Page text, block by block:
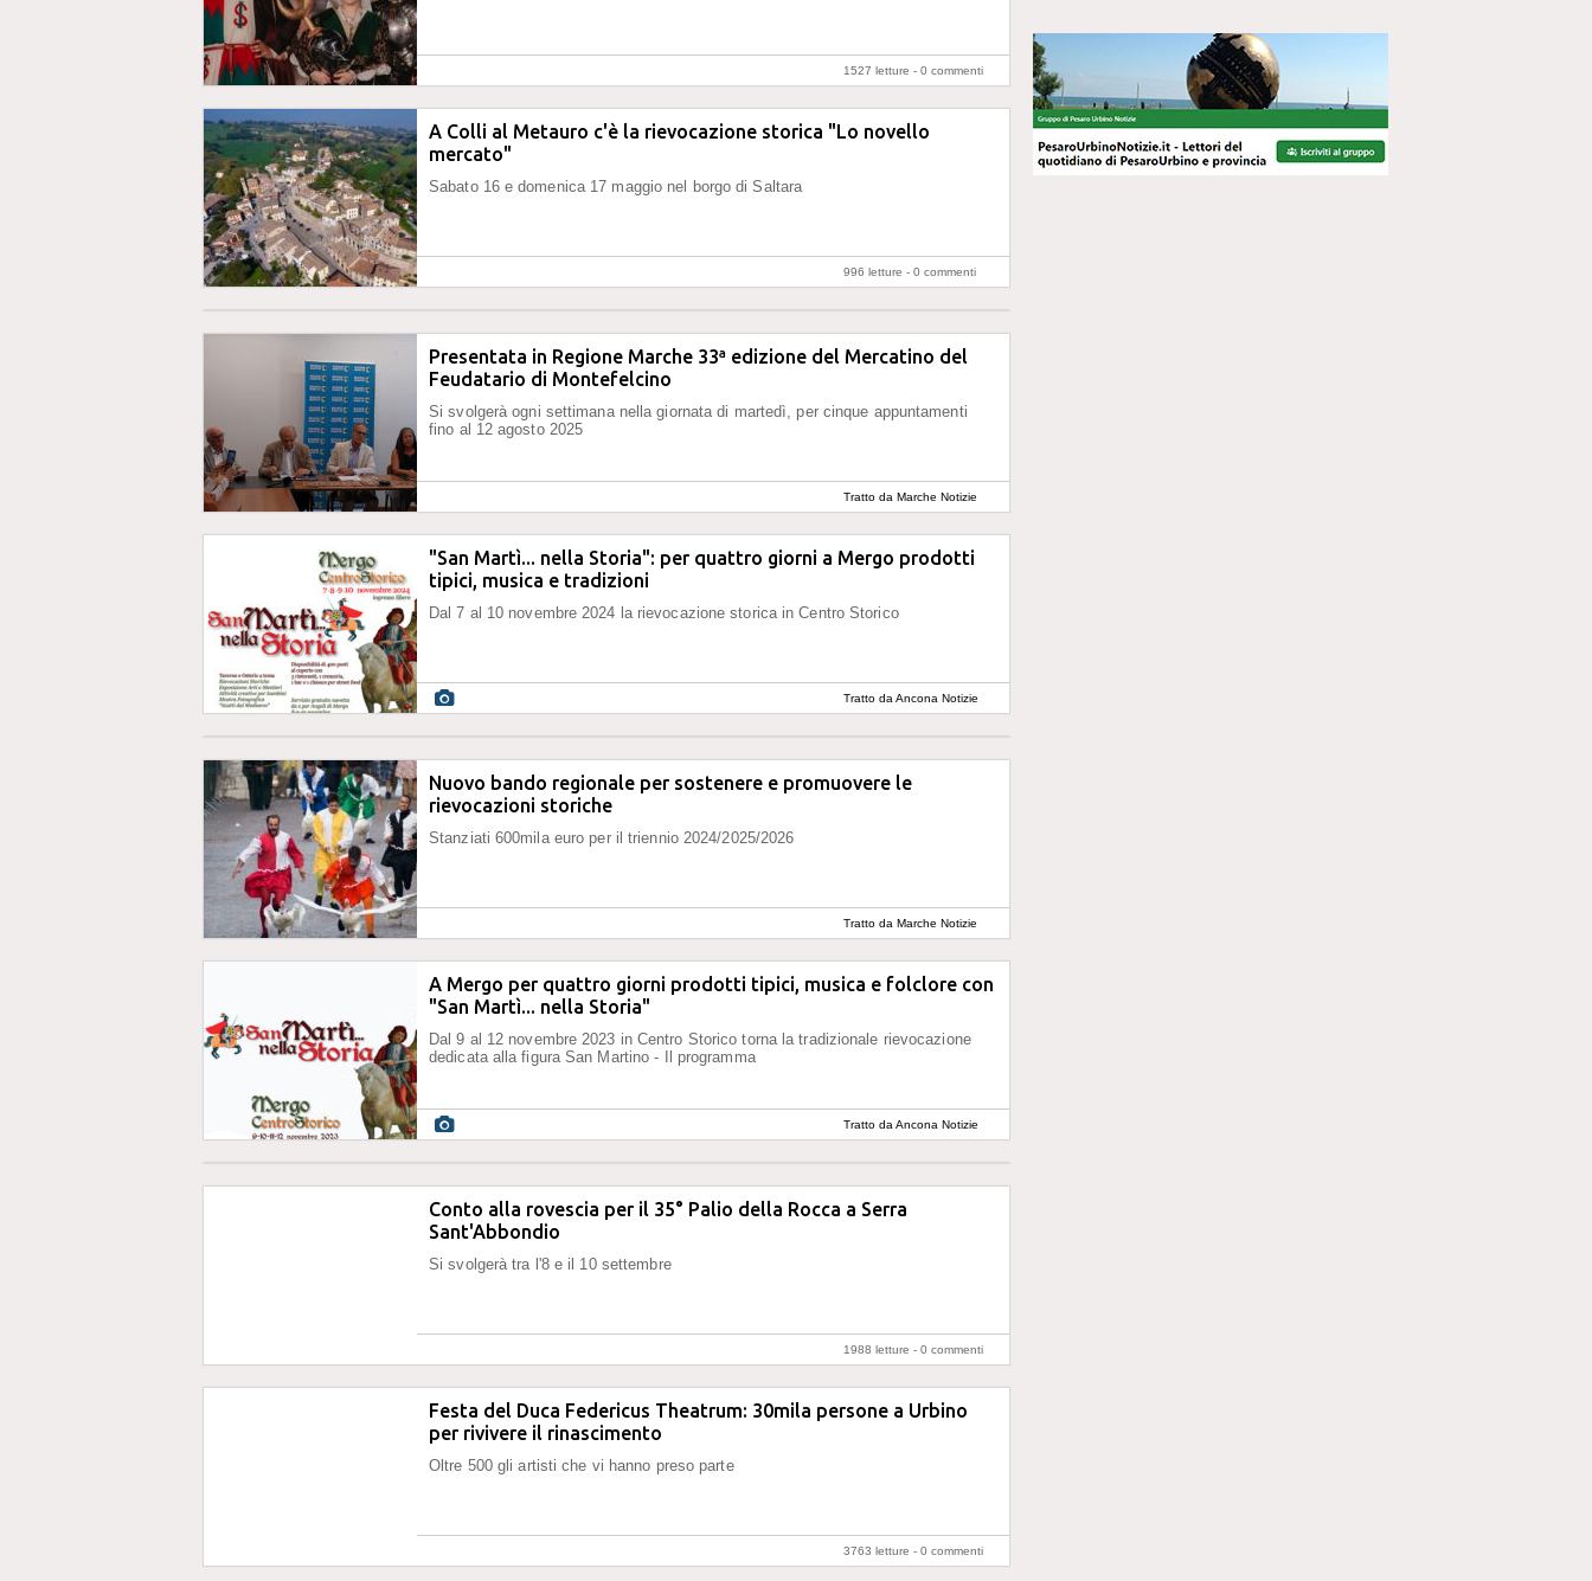
1527 letture - 0 commenti
A Colli al Metauro c'è la rievocazione storica "Lo novello
mercato"
Sabato 16 e domenica 17 maggio nel borgo di Saltara
996 letture - 0 commenti
Presentata in Regione Marche 33ª edizione del Mercatino del
Feudatario di Montefelcino
Si svolgerà ogni settimana nella giornata di martedì, per cinque appuntamenti
fino al 12 agosto 2025
Tratto da Marche Notizie
"San Martì... nella Storia": per quattro giorni a Mergo prodotti
tipici, musica e tradizioni
Dal 7 al 10 novembre 2024 la rievocazione storica in Centro Storico
Tratto da Ancona Notizie
Nuovo bando regionale per sostenere e promuovere le
rievocazioni storiche
Stanziati 600mila euro per il triennio 2024/2025/2026
Tratto da Marche Notizie
A Mergo per quattro giorni prodotti tipici, musica e folclore con
"San Martì... nella Storia"
Dal 9 al 12 novembre 2023 in Centro Storico torna la tradizionale rievocazione
dedicata alla figura San Martino - Il programma
Tratto da Ancona Notizie
Conto alla rovescia per il 35° Palio della Rocca a Serra
Sant'Abbondio
Si svolgerà tra l'8 e il 10 settembre
1988 letture - 0 commenti
Festa del Duca Federicus Theatrum: 30mila persone a Urbino
per rivivere il rinascimento
Oltre 500 gli artisti che vi hanno preso parte
3763 letture - 0 commenti